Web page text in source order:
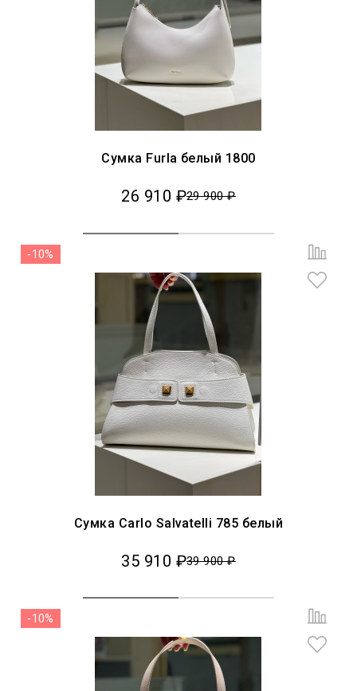
Сумка Furla белый 1800
26 910 ₽29 900 ₽
-10%
Сумка Carlo Salvatelli 785 белый
35 910 ₽39 900 ₽
-10%